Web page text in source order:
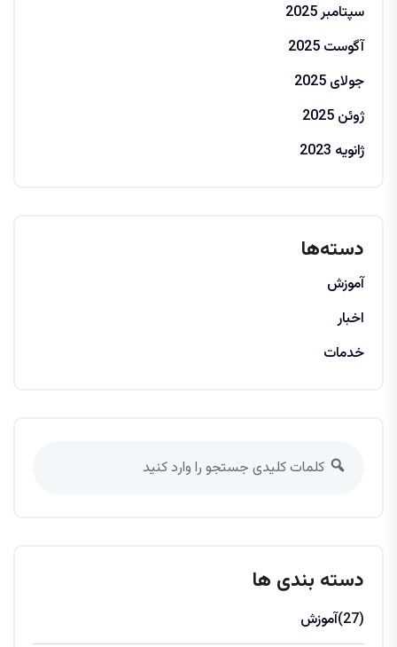
سپتامبر 2025
آگوست 2025
جولای 2025
ژوئن 2025
ژانویه 2023
دسته‌ها
آموزش
اخبار
خدمات
دسته بندی ها
آموزش (27)